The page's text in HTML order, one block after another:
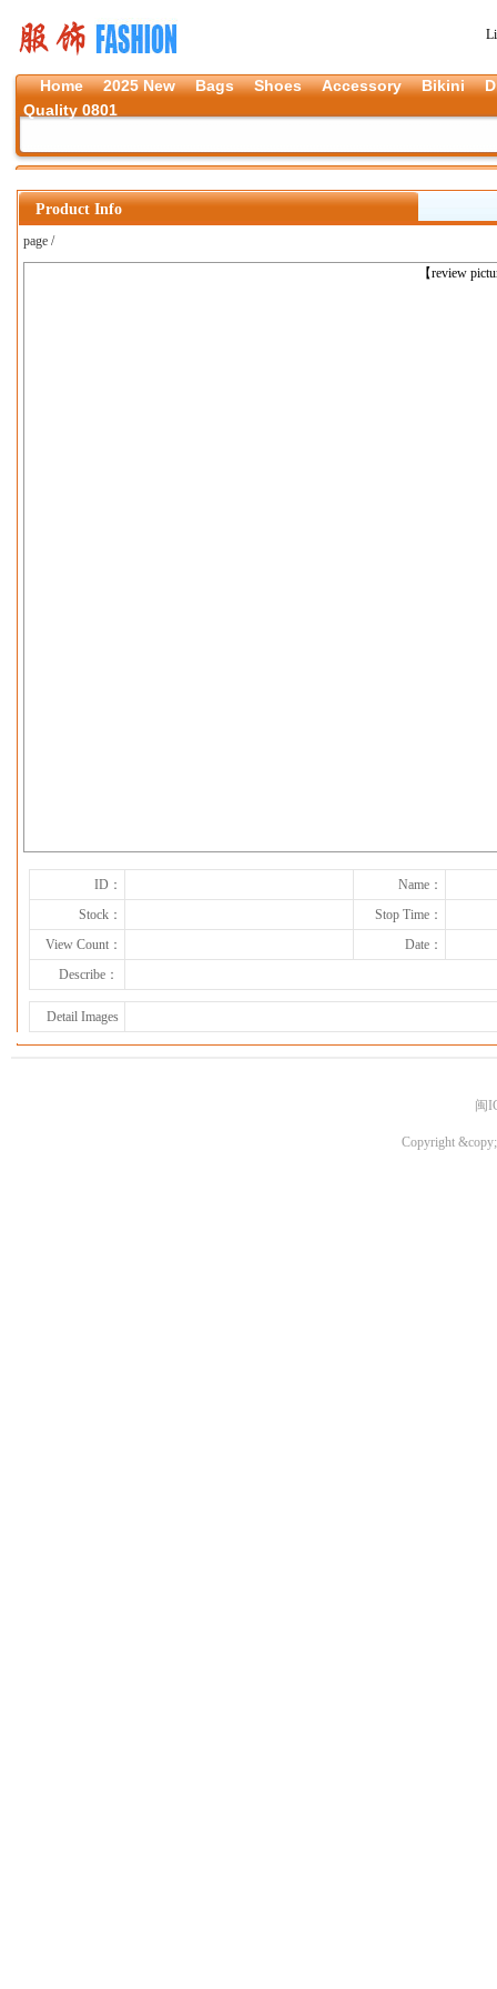
Home 2025 New Bags Shoes Accessory Bikini
Quality 0801
Product Info
page /
【review
上一张
ID：
Name：
Stock：
Stop Time：
View Count：
Date：
Describe：
Detail Images
闽
Copyright